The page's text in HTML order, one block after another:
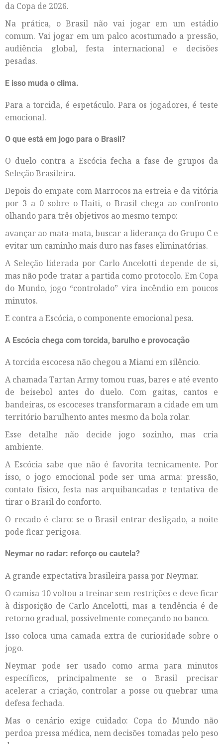
da Copa de 2026.
Na prática, o Brasil não vai jogar em um estádio
comum. Vai jogar em um palco acostumado a pressão,
audiência global, festa internacional e decisões
pesadas.
E isso muda o clima.
Para a torcida, é espetáculo. Para os jogadores, é teste
emocional.
O que está em jogo para o Brasil?
O duelo contra a Escócia fecha a fase de grupos da
Seleção Brasileira.
Depois do empate com Marrocos na estreia e da vitória
por 3 a 0 sobre o Haiti, o Brasil chega ao confronto
olhando para três objetivos ao mesmo tempo:
avançar ao mata-mata, buscar a liderança do Grupo C e
evitar um caminho mais duro nas fases eliminatórias.
A Seleção liderada por Carlo Ancelotti depende de si,
mas não pode tratar a partida como protocolo. Em Copa
do Mundo, jogo “controlado” vira incêndio em poucos
minutos.
E contra a Escócia, o componente emocional pesa.
A Escócia chega com torcida, barulho e provocação
A torcida escocesa não chegou a Miami em silêncio.
A chamada Tartan Army tomou ruas, bares e até evento
de beisebol antes do duelo. Com gaitas, cantos e
bandeiras, os escoceses transformaram a cidade em um
território barulhento antes mesmo da bola rolar.
Esse detalhe não decide jogo sozinho, mas cria
ambiente.
A Escócia sabe que não é favorita tecnicamente. Por
isso, o jogo emocional pode ser uma arma: pressão,
contato físico, festa nas arquibancadas e tentativa de
tirar o Brasil do conforto.
O recado é claro: se o Brasil entrar desligado, a noite
pode ficar perigosa.
Neymar no radar: reforço ou cautela?
A grande expectativa brasileira passa por Neymar.
O camisa 10 voltou a treinar sem restrições e deve ficar
à disposição de Carlo Ancelotti, mas a tendência é de
retorno gradual, possivelmente começando no banco.
Isso coloca uma camada extra de curiosidade sobre o
jogo.
Neymar pode ser usado como arma para minutos
específicos, principalmente se o Brasil precisar
acelerar a criação, controlar a posse ou quebrar uma
defesa fechada.
Mas o cenário exige cuidado: Copa do Mundo não
perdoa pressa médica, nem decisões tomadas pelo peso